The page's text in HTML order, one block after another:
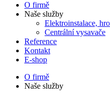
O firmě
Naše služby
Elektroinstalace,
Centrální vysavače
Reference
Kontakt
E-shop
O firmě
Naše služby